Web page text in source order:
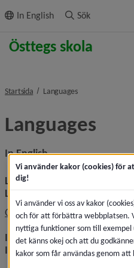
innehållet
In English Sök
Startsida Languagesnivå i
Languages
In English
Link to this page in Google
Länk till denna sida i Google
Open this page in Google
Instructions for translation
Instruktioner för att
Vi använder kakor (cookies) för
dig!
Vi använder vi oss av kakor
och för att förbättra webbplatsen.
nyttiga funktioner som till
det känns okej och att du
kakor som får användas genom att